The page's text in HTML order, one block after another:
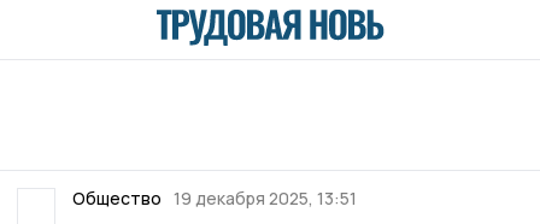
Общество 19 декабря 2025, 13:51